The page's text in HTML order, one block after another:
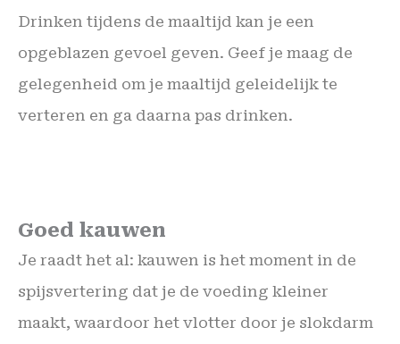
Drinken tijdens de maaltijd kan je een
opgeblazen gevoel geven. Geef je maag de
gelegenheid om je maaltijd geleidelijk te
verteren en ga daarna pas drinken.
Goed kauwen
Je raadt het al: kauwen is het moment in de
spijsvertering dat je de voeding kleiner
maakt, waardoor het vlotter door je slokdarm